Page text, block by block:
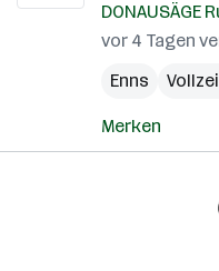
DONAUSÄGE
vor 4 Tagen
Enns
Merken